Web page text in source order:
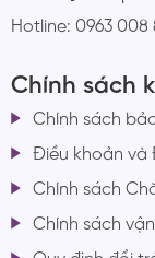
Hotline: 0963 008
Chính sách
Chính sách
Điều khoản và
Chính sách
Chính sách